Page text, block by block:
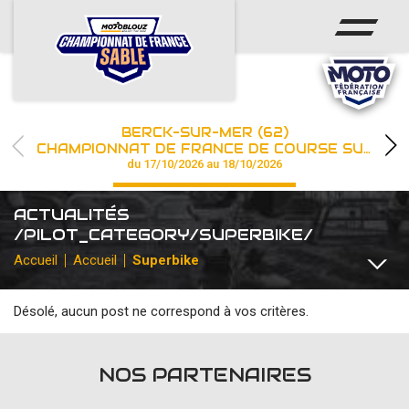
ACCUEIL
ACTUS
CHAMPIONNAT
RÉSULTATS
PHOTOS / WEB TV
PARTENAIRES
BERCK-SUR-MER (62)
CHAMPIONNAT DE FRANCE DE COURSE SUR SABLE
du 17/10/2026 au 18/10/2026
ACTUALITÉS
/PILOT_CATEGORY/SUPERBIKE/
Accueil Accueil Superbike
Désolé, aucun post ne correspond à vos critères.
NOS PARTENAIRES